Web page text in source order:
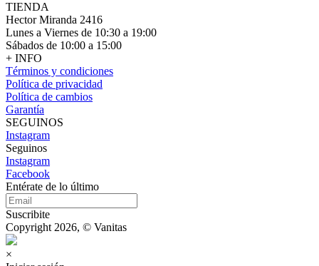
TIENDA
Hector Miranda 2416
Lunes a Viernes de 10:30 a 19:00
Sábados de 10:00 a 15:00
+ INFO
Términos y condiciones
Política de privacidad
Política de cambios
Garantía
SEGUINOS
Instagram
Seguinos
Instagram
Facebook
Entérate de lo último
Suscribite
Copyright 2026, © Vanitas
×